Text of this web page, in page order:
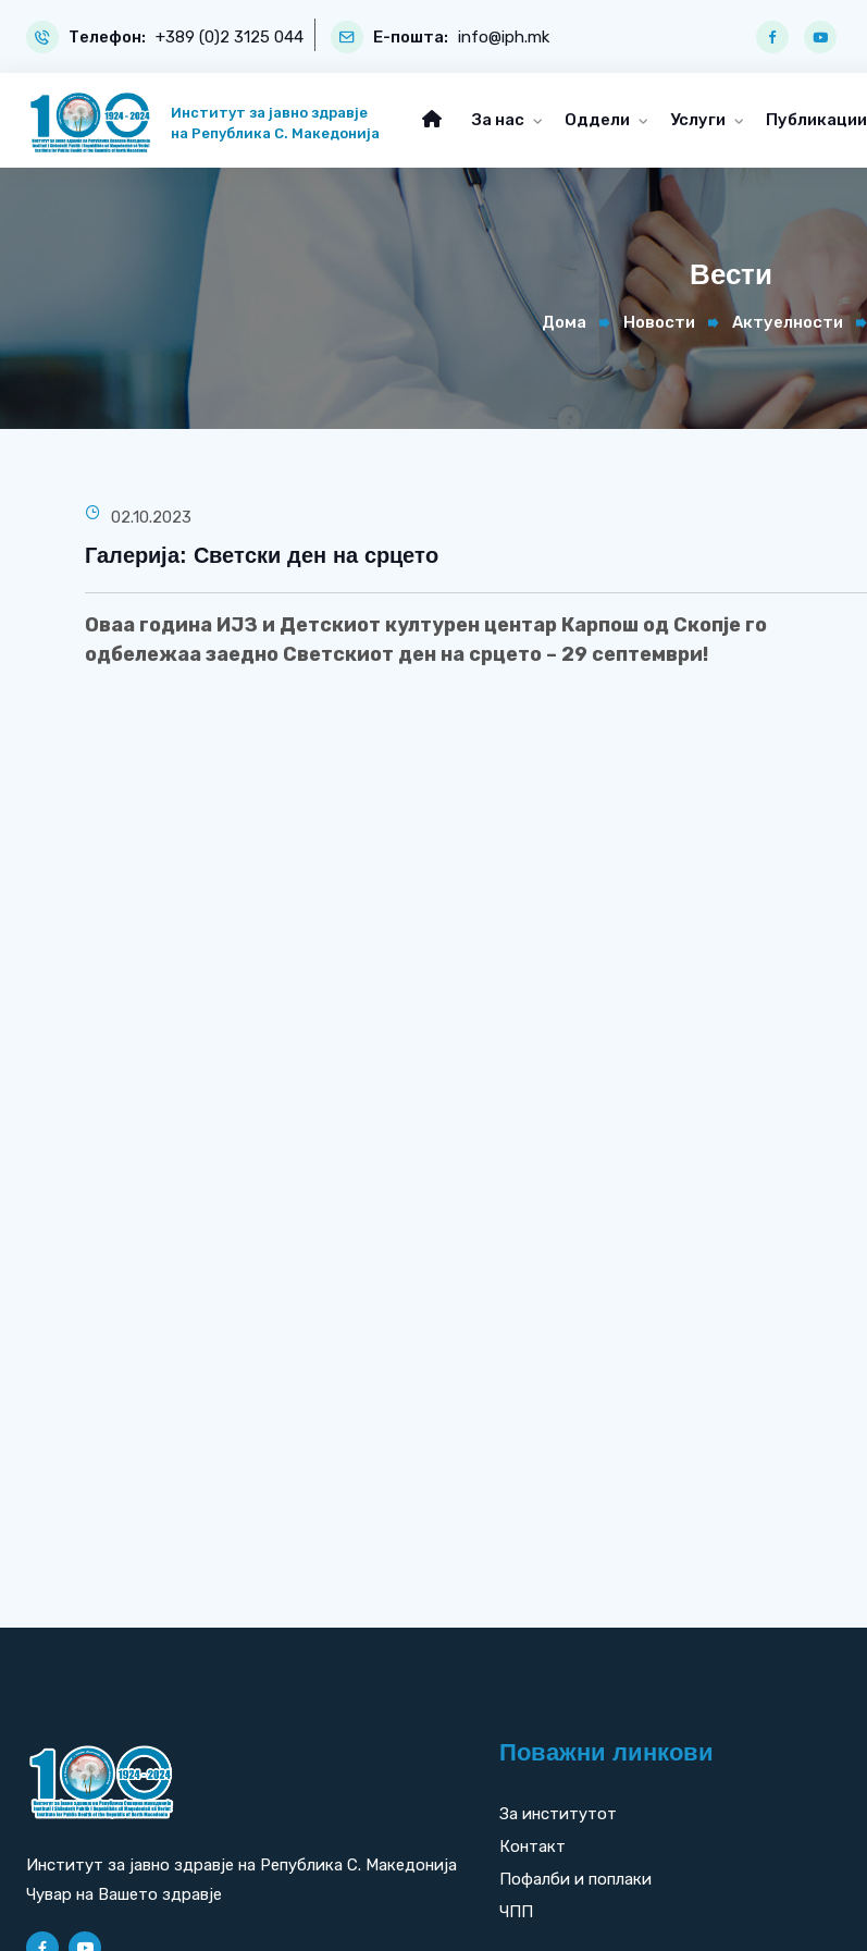
Телефон: +389 (0)2 3125 044 Е-пошта: info@iph.mk
Институт за јавно здравје
на Република С. Македонија
За нас Оддели Услуги Публикации
Вести
Дома Новости Актуелности
02.10.2023
Галерија: Светски ден на срцето
Оваа година ИЈЗ и Детскиот културен центар Карпош од Скопје го
одбележаа заедно Светскиот ден на срцето – 29 септември!
Институт за јавно здравје на Република С. Македонија
Чувар на Вашето здравје
Поважни линкови
За институтот
Контакт
Пофалби и поплаки
ЧПП